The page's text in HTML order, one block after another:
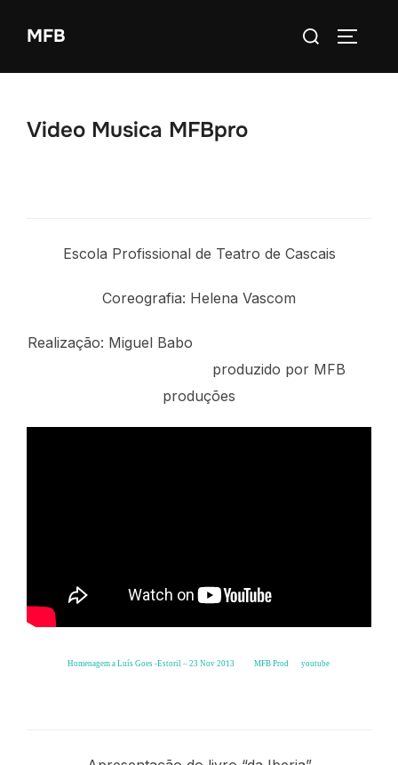
MFB
Video Musica MFBpro
Escola Profissional de Teatro de Cascais
Coreografia: Helena Vascom
Realização: Miguel Babo
produzido por MFB
produções
Homenagem a Luís Goes -Estoril – 23 Nov 2013 MFB Prod youtube.